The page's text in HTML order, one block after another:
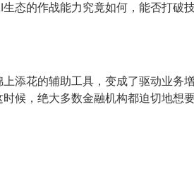
态的作战能力究竟如何，能否打破
添花的辅助工具，变成了驱动业务
候，绝大多数金融机构都迫切地想